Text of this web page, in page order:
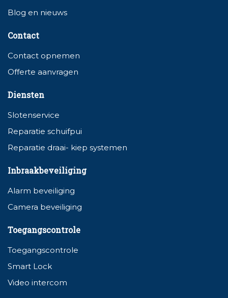
Blog en nieuws
Contact
Contact opnemen
Offerte aanvragen
Diensten
Slotenservice
Reparatie schuifpui
Reparatie draai- kiep systemen
Inbraakbeveiliging
Alarm beveiliging
Camera beveiliging
Toegangscontrole
Toegangscontrole
Smart Lock
Video intercom